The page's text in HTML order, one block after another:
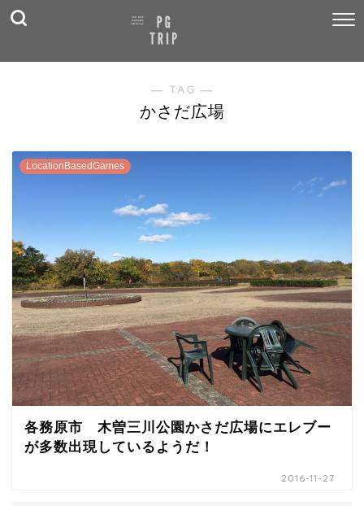
― TAG ―
かさだ広場
LocationBasedGames
各務原市 木曽三川公園かさだ広場にエレブー
が多数出現しているようだ！
2016-11-27